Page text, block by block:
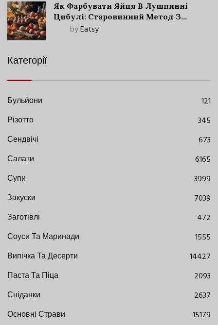
Як Фарбувати Яйця В Лушпинні
Цибулі: Старовинний Метод З
Сучасними Нюансами
byEatsy
Категорії
Бульйони
121
Різотто
345
Сендвічі
673
Салати
6165
Супи
3999
Закуски
7039
Заготівлі
472
Соуси Та Маринади
1555
Випічка Та Десерти
14427
Паста Та Піца
2093
Сніданки
2637
Основні Страви
15179